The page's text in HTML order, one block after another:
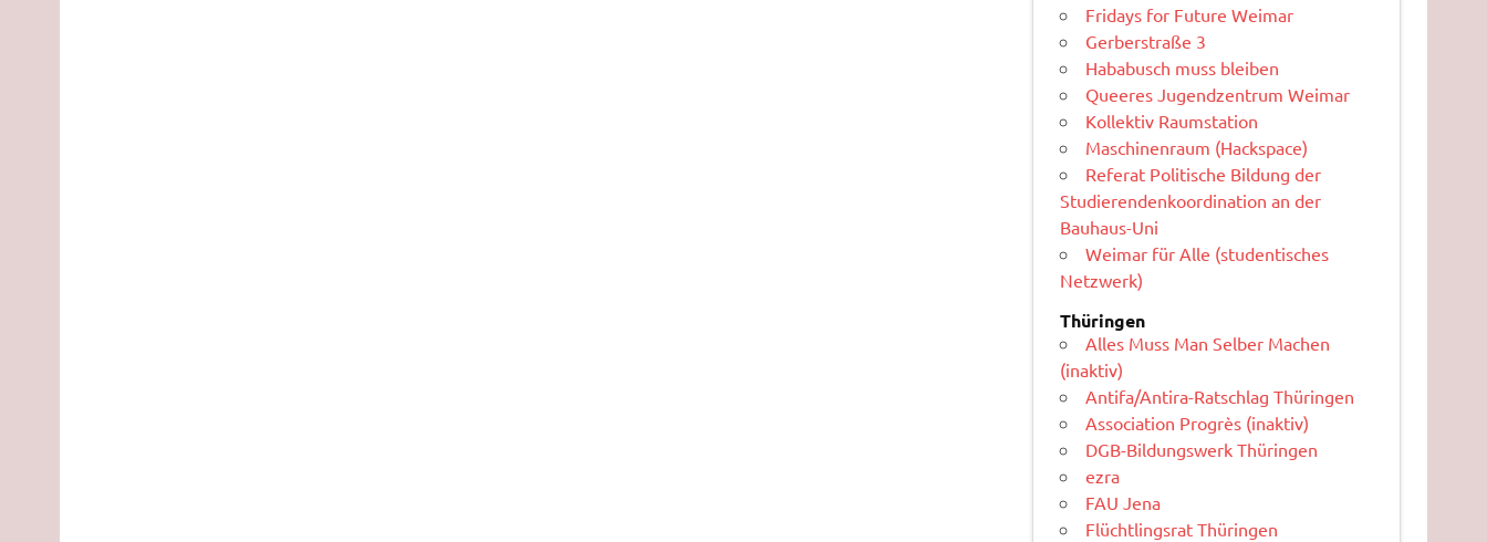
Fridays for Future Weimar
Gerberstraße 3
Hababusch muss bleiben
Queeres Jugendzentrum Weimar
Kollektiv Raumstation
Maschinenraum (Hackspace)
Referat Politische Bildung der
Studierendenkoordination an der
Bauhaus-Uni
Weimar für Alle (studentisches
Netzwerk)
Thüringen
Alles Muss Man Selber Machen
(inaktiv)
Antifa/Antira-Ratschlag Thüringen
Association Progrès (inaktiv)
DGB-Bildungswerk Thüringen
ezra
FAU Jena
Flüchtlingsrat Thüringen